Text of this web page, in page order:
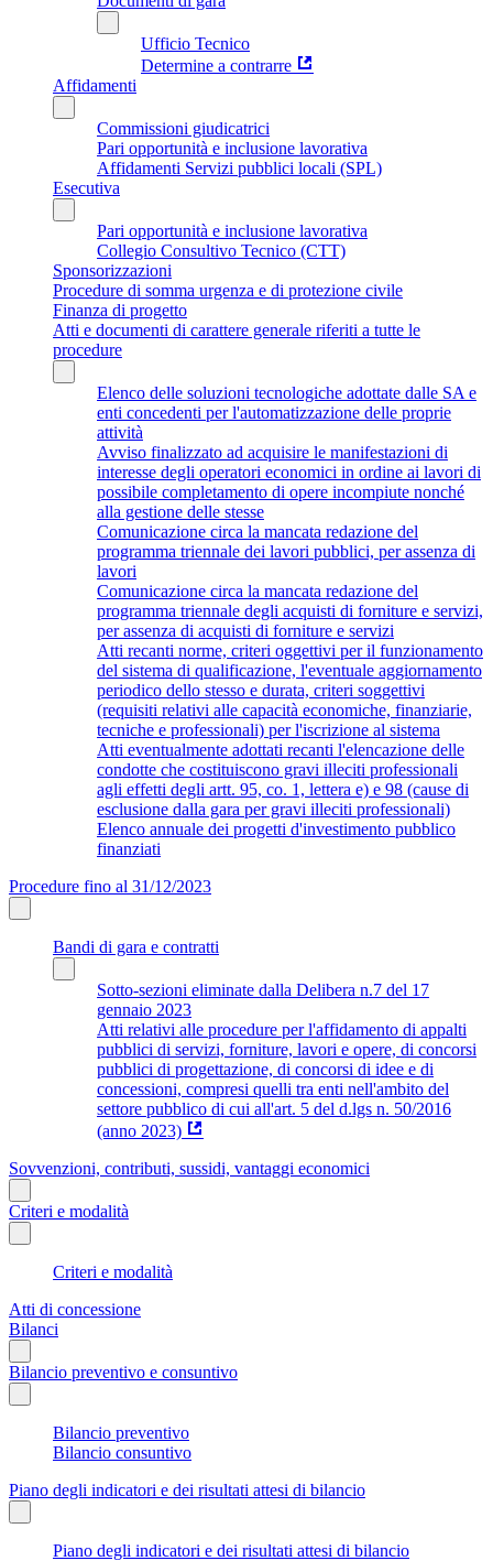
Ufficio Tecnico
Determine a contrarre
Affidamenti
Commissioni giudicatrici
Pari opportunità e inclusione lavorativa
Affidamenti Servizi pubblici locali (SPL)
Esecutiva
Pari opportunità e inclusione lavorativa
Collegio Consultivo Tecnico (CTT)
Sponsorizzazioni
Procedure di somma urgenza e di protezione civile
Finanza di progetto
Atti e documenti di carattere generale riferiti a tutte le
procedure
Elenco delle soluzioni tecnologiche adottate dalle SA e
enti concedenti per l'automatizzazione delle proprie
attività
Avviso finalizzato ad acquisire le manifestazioni di
interesse degli operatori economici in ordine ai lavori di
possibile completamento di opere incompiute nonché
alla gestione delle stesse
Comunicazione circa la mancata redazione del
programma triennale dei lavori pubblici, per assenza di
lavori
Comunicazione circa la mancata redazione del
programma triennale degli acquisti di forniture e servizi,
per assenza di acquisti di forniture e servizi
Atti recanti norme, criteri oggettivi per il funzionamento
del sistema di qualificazione, l'eventuale aggiornamento
periodico dello stesso e durata, criteri soggettivi
(requisiti relativi alle capacità economiche, finanziarie,
tecniche e professionali) per l'iscrizione al sistema
Atti eventualmente adottati recanti l'elencazione delle
condotte che costituiscono gravi illeciti professionali
agli effetti degli artt. 95, co. 1, lettera e) e 98 (cause di
esclusione dalla gara per gravi illeciti professionali)
Elenco annuale dei progetti d'investimento pubblico
finanziati
Procedure fino al 31/12/2023
Bandi di gara e contratti
Sotto-sezioni eliminate dalla Delibera n.7 del 17
gennaio 2023
Atti relativi alle procedure per l'affidamento di appalti
pubblici di servizi, forniture, lavori e opere, di concorsi
pubblici di progettazione, di concorsi di idee e di
concessioni, compresi quelli tra enti nell'ambito del
settore pubblico di cui all'art. 5 del d.lgs n. 50/2016
(anno 2023)
Sovvenzioni, contributi, sussidi, vantaggi economici
Criteri e modalità
Criteri e modalità
Atti di concessione
Bilanci
Bilancio preventivo e consuntivo
Bilancio preventivo
Bilancio consuntivo
Piano degli indicatori e dei risultati attesi di bilancio
Piano degli indicatori e dei risultati attesi di bilancio